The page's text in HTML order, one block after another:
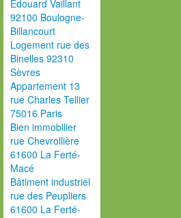
Edouard Vaillant
92100 Boulogne-
Billancourt
Logement rue des
Binelles 92310
Sèvres
Appartement 13
rue Charles Tellier
75016 Paris
Bien immobilier
rue Chevrollière
61600 La Ferté-
Macé
Bâtiment industriel
rue des Peupliers
61600 La Ferté-